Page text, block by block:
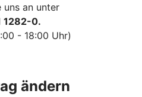
uns an unter
1282-0.
- 18:00 Uhr)
ändern